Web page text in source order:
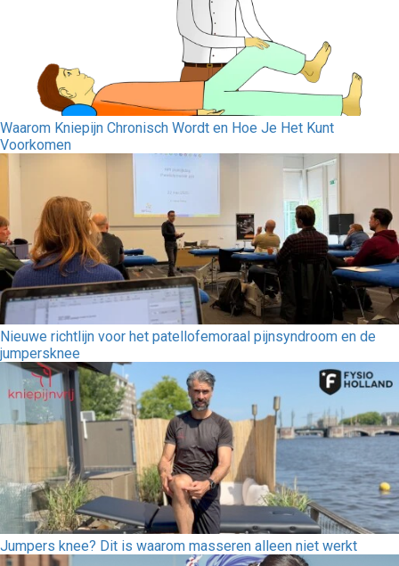
Waarom Kniepijn Chronisch Wordt en Hoe Je Het Kunt
Voorkomen
Nieuwe richtlijn voor het patellofemoraal pijnsyndroom en de
jumpersknee
Jumpers knee? Dit is waarom masseren alleen niet werkt